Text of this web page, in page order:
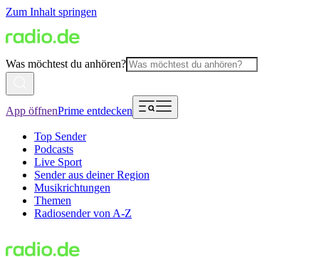
Zum Inhalt springen
Was möchtest du anhören?
App öffnenPrime entdecken
Top Sender
Podcasts
Live Sport
Sender aus deiner Region
Musikrichtungen
Themen
Radiosender von A-Z